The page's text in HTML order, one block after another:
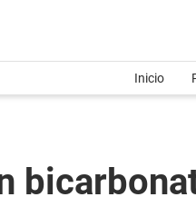
Inicio